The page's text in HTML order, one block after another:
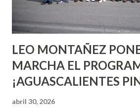
experiencia te dirá, siempre es mejor
son suficientemen...
LEO MONTAÑEZ
MARCHA EL
¡AGUASCALIENTES
abril 30, 2026